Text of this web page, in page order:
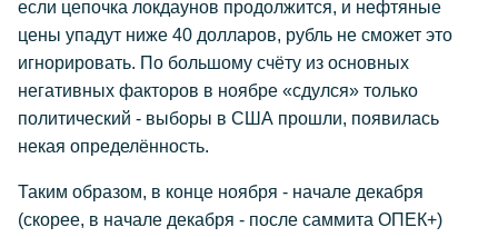
если цепочка локдаунов продолжится, и нефтяные
цены упадут ниже 40 долларов, рубль не сможет это
игнорировать. По большому счёту из основных
негативных факторов в ноябре «сдулся» только
политический - выборы в США прошли, появилась
некая определённость.
Таким образом, в конце ноября - начале декабря
(скорее, в начале декабря - после саммита ОПЕК+)